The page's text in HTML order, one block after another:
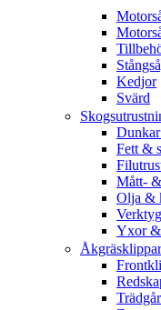
Kedjor
Svärd
Fett &
Mått-
Olja &
Yxor &